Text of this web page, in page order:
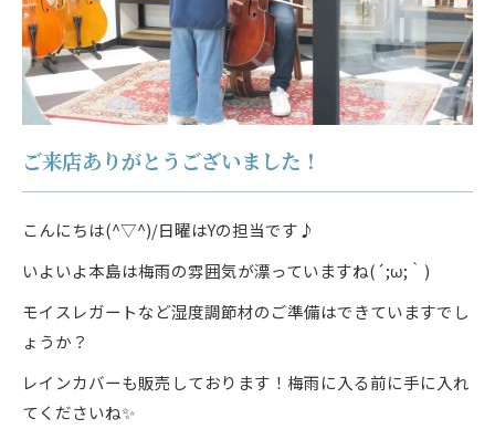
ご来店ありがとうございました！
こんにちは(^▽^)/日曜はYの担当です♪
いよいよ本島は梅雨の雰囲気が漂っていますね(´;ω;｀)
モイスレガートなど湿度調節材のご準備はできていますでし
ょうか？
レインカバーも販売しております！梅雨に入る前に手に入れ
てくださいね✨